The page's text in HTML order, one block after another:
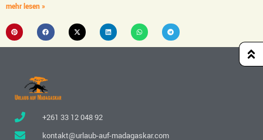
mehr lesen »
+261 33 12 048 92
kontakt@urlaub-auf-madagaskar.com